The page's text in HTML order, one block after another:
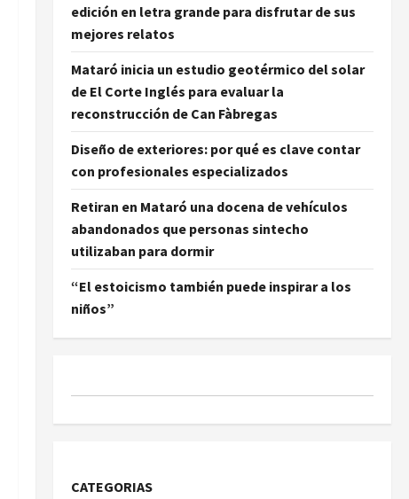
edición en letra grande para disfrutar de sus
mejores relatos
Mataró inicia un estudio geotérmico del solar
de El Corte Inglés para evaluar la
reconstrucción de Can Fàbregas
Diseño de exteriores: por qué es clave contar
con profesionales especializados
Retiran en Mataró una docena de vehículos
abandonados que personas sintecho
utilizaban para dormir
“El estoicismo también puede inspirar a los
niños”
CATEGORIAS